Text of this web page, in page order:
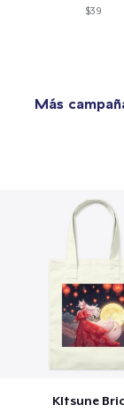
$39
Más
KItsune